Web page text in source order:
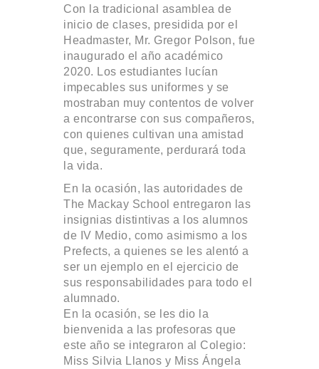
Con la tradicional asamblea de
inicio de clases, presidida por el
Headmaster, Mr. Gregor Polson, fue
inaugurado el año académico
2020. Los estudiantes lucían
impecables sus uniformes y se
mostraban muy contentos de volver
a encontrarse con sus compañeros,
con quienes cultivan una amistad
que, seguramente, perdurará toda
la vida.
En la ocasión, las autoridades de
The Mackay School entregaron las
insignias distintivas a los alumnos
de IV Medio, como asimismo a los
Prefects, a quienes se les alentó a
ser un ejemplo en el ejercicio de
sus responsabilidades para todo el
alumnado.
En la ocasión, se les dio la
bienvenida a las profesoras que
este año se integraron al Colegio:
Miss Silvia Llanos y Miss Ángela